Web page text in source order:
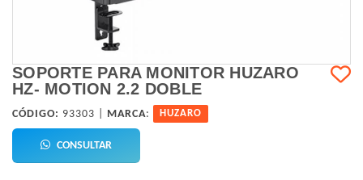
SOPORTE PARA MONITOR HUZARO
HZ- MOTION 2.2 DOBLE
CÓDIGO: 93303 | MARCA: HUZARO
CONSULTAR